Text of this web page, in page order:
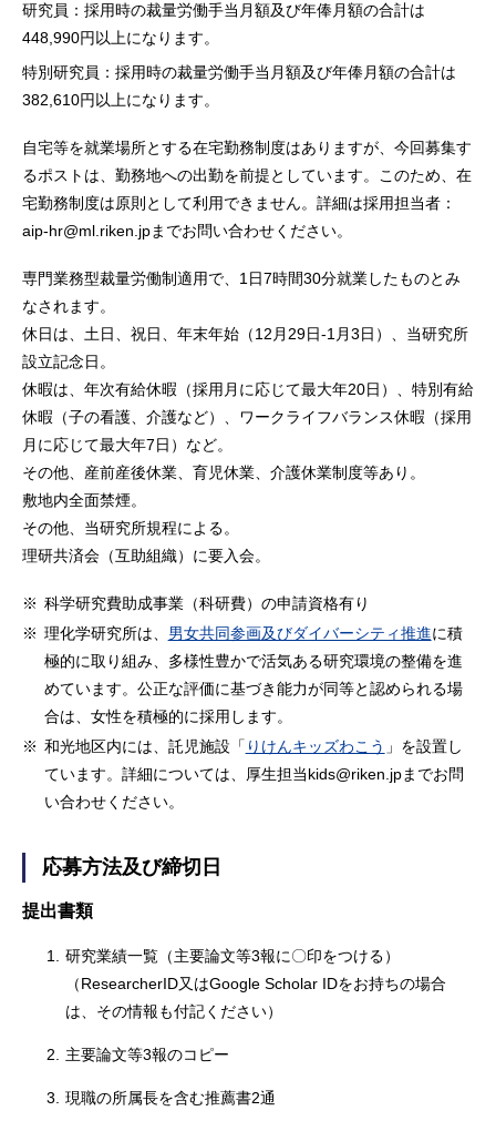
研究員：採用時の裁量労働手当月額及び年俸月額の合計は
448,990円以上になります。
特別研究員：採用時の裁量労働手当月額及び年俸月額の合計は
382,610円以上になります。
自宅等を就業場所とする在宅勤務制度はありますが、今回募集す
るポストは、勤務地への出勤を前提としています。このため、在
宅勤務制度は原則として利用できません。詳細は採用担当者：
aip-hr@ml.riken.jpまでお問い合わせください。
専門業務型裁量労働制適用で、1日7時間30分就業したものとみ
なされます。
休日は、土日、祝日、年末年始（12月29日-1月3日）、当研究所
設立記念日。
休暇は、年次有給休暇（採用月に応じて最大年20日）、特別有給
休暇（子の看護、介護など）、ワークライフバランス休暇（採用
月に応じて最大年7日）など。
その他、産前産後休業、育児休業、介護休業制度等あり。
敷地内全面禁煙。
その他、当研究所規程による。
理研共済会（互助組織）に要入会。
※ 科学研究費助成事業（科研費）の申請資格有り
※ 理化学研究所は、 男女共同参画及びダイバーシティ推進に積
極的に取り組み、多様性豊かで活気ある研究環境の整備を進
めています。公正な評価に基づき能力が同等と認められる場
合は、女性を積極的に採用します。
※ 和光地区内には、託児施設「 りけんキッズわこう 」を設置し
ています。詳細については、厚生担当kids@riken.jpまでお問
い合わせください。
応募方法及び締切日
提出書類
1.
研究業績一覧（主要論文等3報に〇印をつける）
（ResearcherID又はGoogle Scholar IDをお持ちの場合
は、その情報も付記ください）
2. 主要論文等3報のコピー
3. 現職の所属長を含む推薦書2通